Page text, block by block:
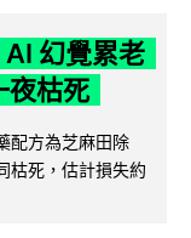
幻覺累老
夜枯死
配方為芝麻田除
枯死，估計損失約